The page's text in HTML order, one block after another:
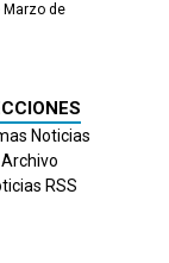
Marzo de
Noticias
Archivo
RSS